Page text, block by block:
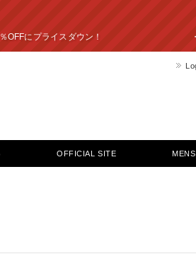
％OFFにプライスダウン！ ・
OFFICIAL SITE MENS